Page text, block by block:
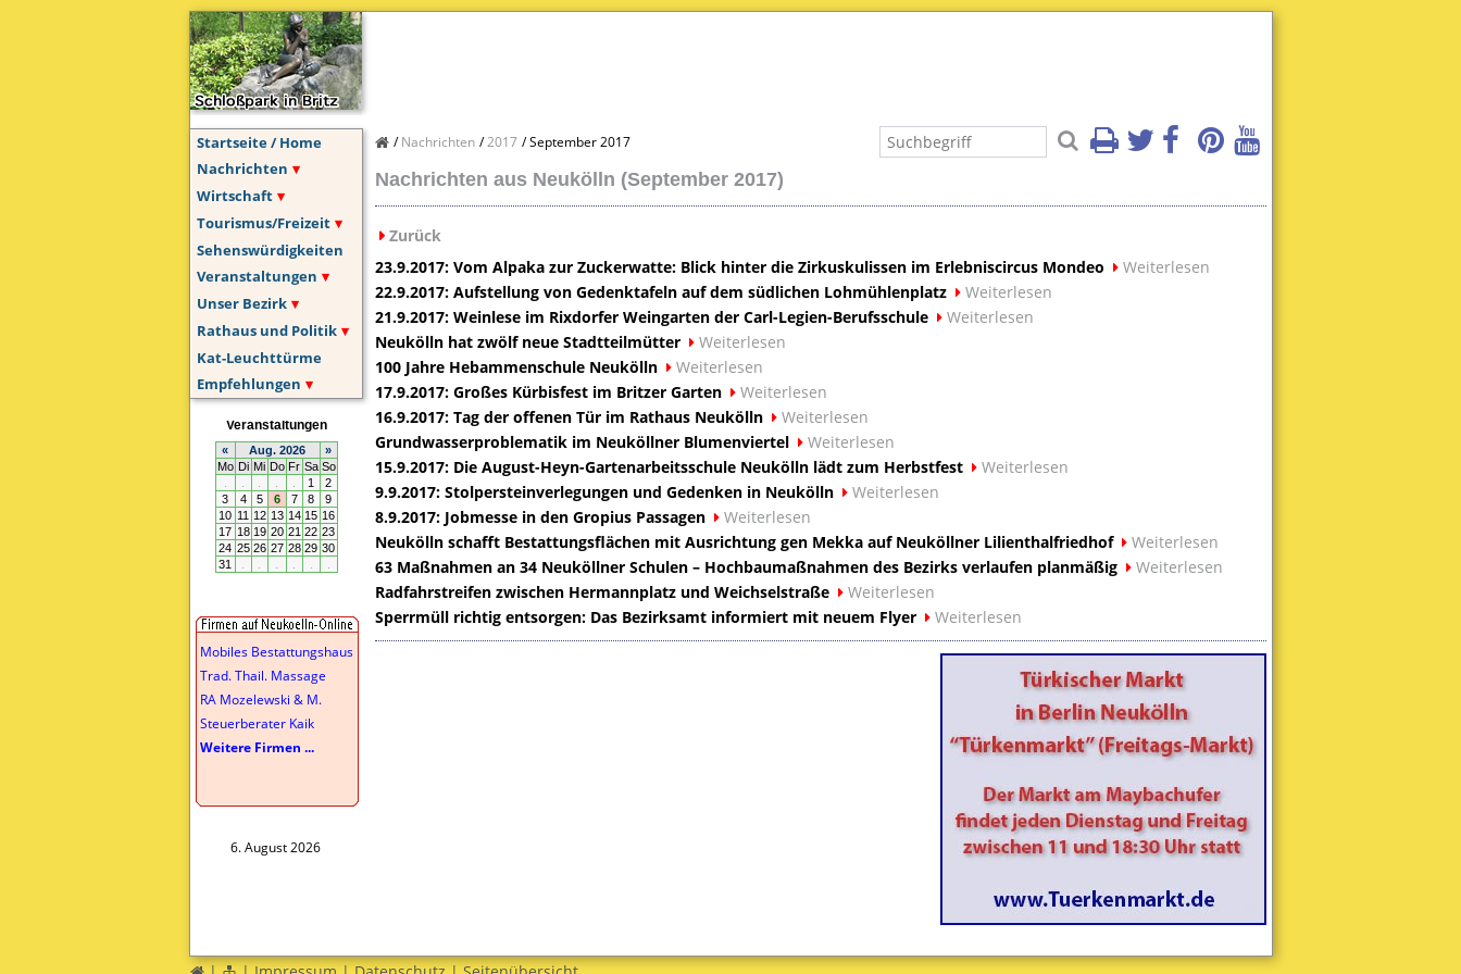
Startseite / Home
Nachrichten
Wirtschaft
Tourismus/Freizeit
Sehenswürdigkeiten
Veranstaltungen
Unser Bezirk
Rathaus und Politik
Kat-Leuchttürme
Empfehlungen
Mobiles Bestattungshaus
Trad. Thail. Massage
RA Mozelewski & M.
Steuerberater Kaik
Weitere Firmen ...
6. August 2026
Nachrichten 2017 September 2017
Nachrichten aus Neukölln (September 2017)
Zurück
23.9.2017: Vom Alpaka zur Zuckerwatte: Blick hinter die Zirkuskulissen im Erlebniscircus Mondeo
Weiterlesen
22.9.2017: Aufstellung von Gedenktafeln auf dem südlichen Lohmühlenplatz
Weiterlesen
21.9.2017: Weinlese im Rixdorfer Weingarten der Carl-Legien-Berufsschule
Weiterlesen
Neukölln hat zwölf neue Stadtteilmütter
Weiterlesen
100 Jahre Hebammenschule Neukölln
Weiterlesen
17.9.2017: Großes Kürbisfest im Britzer Garten
Weiterlesen
16.9.2017: Tag der offenen Tür im Rathaus Neukölln
Weiterlesen
Grundwasserproblematik im Neuköllner Blumenviertel
Weiterlesen
15.9.2017: Die August-Heyn-Gartenarbeitsschule Neukölln lädt zum Herbstfest
Weiterlesen
9.9.2017: Stolpersteinverlegungen und Gedenken in Neukölln
Weiterlesen
8.9.2017: Jobmesse in den Gropius Passagen
Weiterlesen
Neukölln schafft Bestattungsflächen mit Ausrichtung gen Mekka auf Neuköllner Lilienthalfriedhof
Weiterlesen
63 Maßnahmen an 34 Neuköllner Schulen – Hochbaumaßnahmen des Bezirks verlaufen planmäßig
Weiterlesen
Radfahrstreifen zwischen Hermannplatz und Weichselstraße
Weiterlesen
Sperrmüll richtig entsorgen: Das Bezirksamt informiert mit neuem Flyer
Weiterlesen